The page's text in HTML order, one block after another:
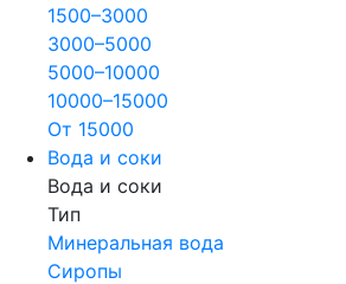
1500–3000
3000–5000
5000–10000
10000–15000
От 15000
Вода и соки
Вода и соки
Тип
Минеральная вода
Сиропы